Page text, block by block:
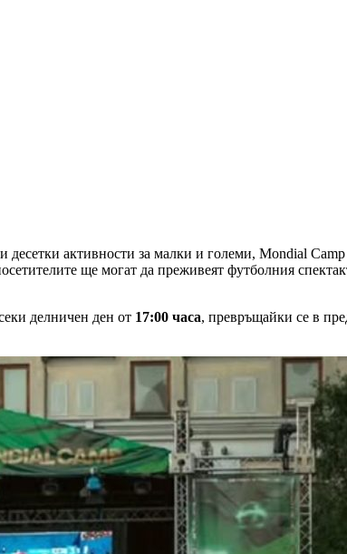
активности за малки и големи, Mondial
ще могат да преживеят футболния
делничен ден от 17:00 часа, превръщайки се в